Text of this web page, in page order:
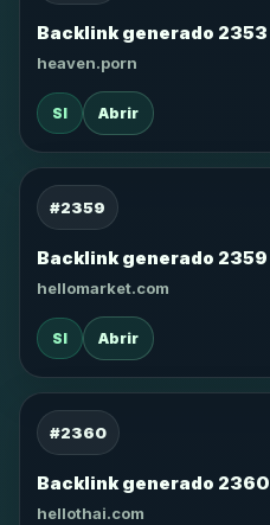
Backlink generado 2353
heaven.porn
SI Abrir
#2359
Backlink generado 2359
hellomarket.com
SI Abrir
#2360
Backlink generado 2360
hellothai.com